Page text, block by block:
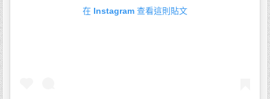
在 Instagram 查看這則貼文